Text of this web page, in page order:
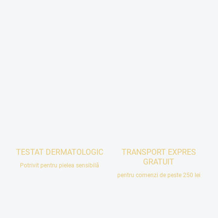
TESTAT DERMATOLOGIC
Potrivit pentru pielea sensibilă
TRANSPORT EXPRES
GRATUIT
pentru comenzi de peste 250 lei